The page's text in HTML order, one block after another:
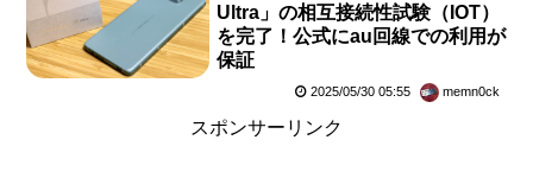
Ultra」の相互接続性試験（IOT）
を完了！公式にau回線での利用が
保証
2025/05/30 05:55 memn0ck
スポンサーリンク